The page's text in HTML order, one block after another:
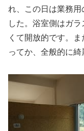
れ、この日は業務
した。浴室側はガ
くて開放的です。
ってか、全般的に綺